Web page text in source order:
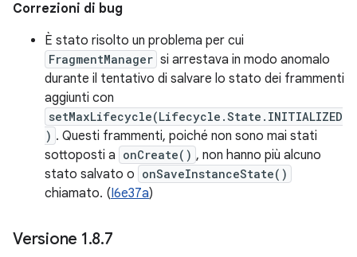
Correzioni di bug
È stato risolto un problema per cui
FragmentManager si arrestava in modo anomalo
durante il tentativo di salvare lo stato dei frammenti
aggiunti con
setMaxLifecycle(Lifecycle.State.INITIALIZED
) . Questi frammenti, poiché non sono mai stati
sottoposti a onCreate() , non hanno più alcuno
stato salvato o onSaveInstanceState()
chiamato. (I6e37a)
Versione 1.8.7